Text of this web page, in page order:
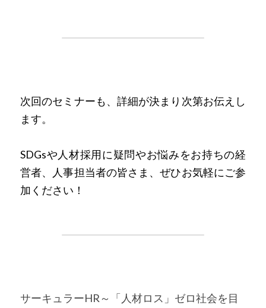
次回のセミナーも、詳細が決まり次第お伝えし
ます。
SDGsや人材採用に疑問やお悩みをお持ちの経
営者、人事担当者の皆さま、ぜひお気軽にご参
加ください！
サーキュラーHR～「人材ロス」ゼロ社会を目